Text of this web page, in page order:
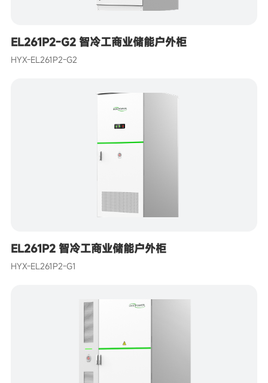
EL261P2-G2 智冷工商业储能户外柜
HYX-EL261P2-G2
EL261P2 智冷工商业储能户外柜
HYX-EL261P2-G1